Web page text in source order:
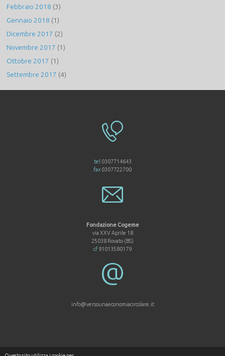
Febbraio 2018 (3)
Gennaio 2018 (1)
Dicembre 2017 (2)
Novembre 2017 (1)
Ottobre 2017 (1)
Settembre 2017 (4)
tel 0307714643
fax 0307722700
Fondazione Cogeme
via XXV Aprile 18
25038 Rovato (BS)
cf 91013580179
info@versounaeconomiacircolare.it